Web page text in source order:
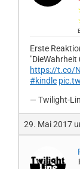
Erste
"DieWahrheit
https://t.co/
#kindle
— Twilight-
29. Mai 2017